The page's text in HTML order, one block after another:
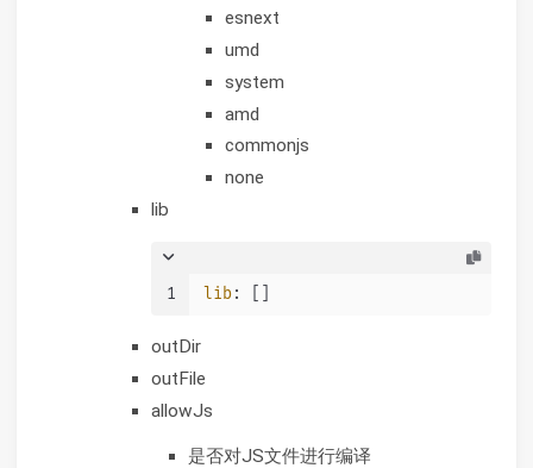
esnext
umd
system
amd
commonjs
none
lib
1 lib: []
outDir
outFile
allowJs
是否对JS文件进行编译